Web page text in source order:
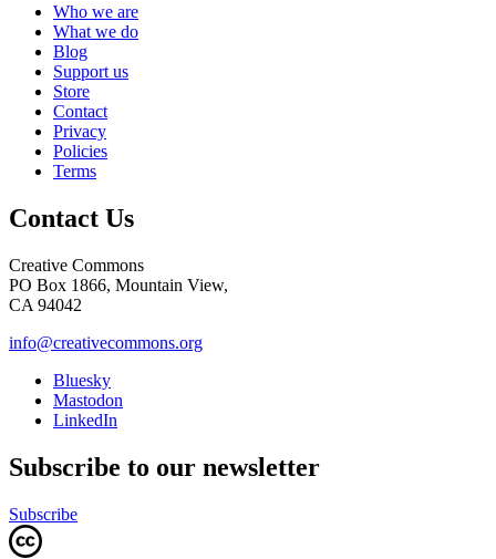
Who we are
What we do
Blog
Support us
Store
Contact
Privacy
Policies
Terms
Contact Us
Creative Commons
PO Box 1866, Mountain View,
CA 94042
info@creativecommons.org
Bluesky
Mastodon
LinkedIn
Subscribe to our newsletter
Subscribe